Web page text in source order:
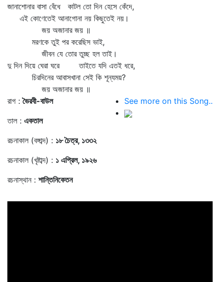
জানাশোনার বাসা বেঁধে কাটল তো দিন হেসে কেঁদে,
এই কোণেতেই আনাগোনা নয় কিছুতেই নয়।
জয় অজানার জয় ॥
মরণকে তুই পর করেছিস ভাই,
জীবন যে তোর তুচ্ছ হল তাই।
দু দিন দিয়ে ঘেরা ঘরে তাইতে যদি এতই ধরে,
চিরদিনের আবাসখানা সেই কি শূন্যময়?
জয় অজানার জয় ॥
রাগ :ভৈরবী-বাউল
তাল : একতাল
রচনাকাল (বঙ্গাব্দ) : ১৮ চৈত্র, ১৩৩২
রচনাকাল (খৃষ্টাব্দ) : ১ এপ্রিল, ১৯২৬
রচনাস্থান : শান্তিনিকেতন
See more on this Song..